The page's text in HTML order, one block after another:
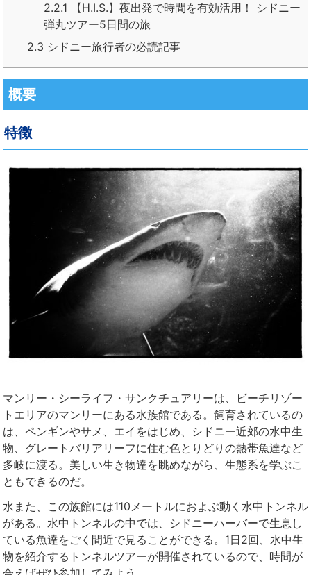
2.2.1 【H.I.S.】夜出発で時間を有効活用！ シドニー
弾丸ツアー5日間の旅
2.3 シドニー旅行者の必読記事
概要
特徴
マンリー・シーライフ・サンクチュアリーは、ビーチリゾー
トエリアのマンリーにある水族館である。飼育されているの
は、ペンギンやサメ、エイをはじめ、シドニー近郊の水中生
物、グレートバリアリーフに住む色とりどりの熱帯魚達など
多岐に渡る。美しい生き物達を眺めながら、生態系を学ぶこ
ともできるのだ。
水また、この族館には110メートルにおよぶ動く水中トンネル
がある。水中トンネルの中では、シドニーハーバーで生息し
ている魚達をごく間近で見ることができる。1日2回、水中生
物を紹介するトンネルツアーが開催されているので、時間が